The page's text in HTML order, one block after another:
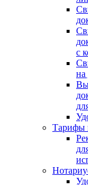
с
на
Тарифы